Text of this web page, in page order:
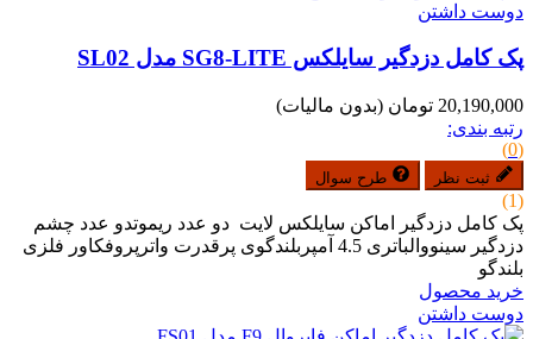
دوست داشتن
پک کامل دزدگیر سایلکس SG8-LITE مدل SL02
20,190,000 تومان
(بدون مالیات)
رتبه بندی:
(0)
ثبت نظر طرح سوال
(1)
پک کامل دزدگیر اماکن سایلکس لایت دو عدد ریموتدو عدد چشم
دزدگیر سینووالباتری 4.5 آمپربلندگوی پرقدرت واترپروفکاور فلزی
بلندگو
خرید محصول
دوست داشتن